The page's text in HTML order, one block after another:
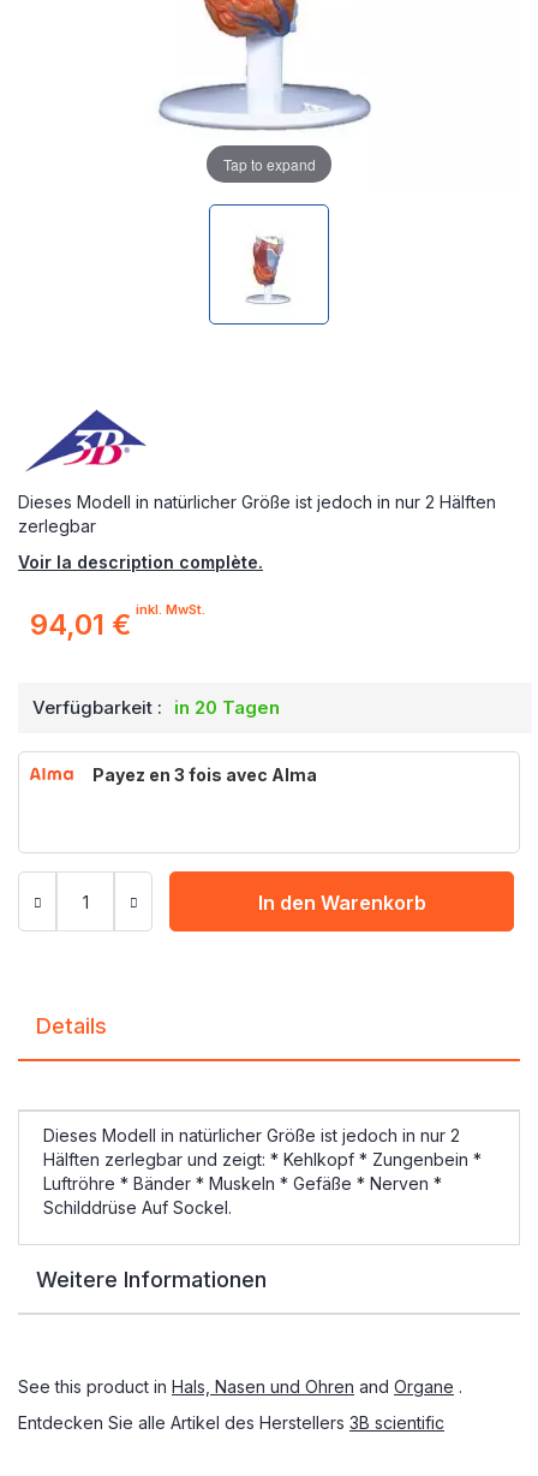
Dieses Modell in natürlicher Größe ist jedoch in nur 2 Hälften
zerlegbar
Voir la description complète.
94,01 € inkl. MwSt.
Verfügbarkeit : in 20 Tagen
Payez en 3 fois avec Alma
In den Warenkorb
Tap to expand
Details
Dieses Modell in natürlicher Größe ist jedoch in nur 2
Hälften zerlegbar und zeigt: * Kehlkopf * Zungenbein *
Luftröhre * Bänder * Muskeln * Gefäße * Nerven *
Schilddrüse Auf Sockel.
Weitere Informationen
See this product in Hals, Nasen und Ohren and Organe .
Entdecken Sie alle Artikel des Herstellers 3B scientific